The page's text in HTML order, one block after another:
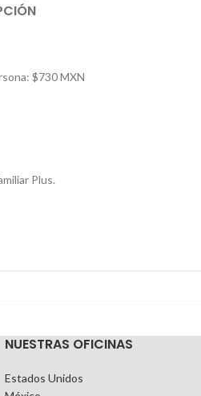
$730 MXN
Plus.
NUESTRAS OFICINAS
Estados Unidos